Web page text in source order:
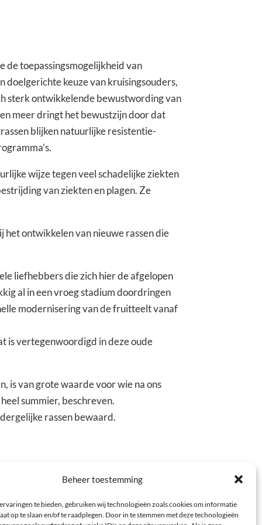
Beheer toestemming
te bieden, gebruiken wij technologieën zoals cookies om informatie
op te slaan en/of te raadplegen. Door in te stemmen met deze technologieën
de toepassingsmogelijkheid van
doelgerichte keuze van kruisingsouders,
sterk ontwikkelende bewustwording van
meer dringt het bewustzijn door dat
blijken natuurlijke resistentie-
wijze tegen veel schadelijke ziekten
van ziekten en plagen. Ze
ontwikkelen van nieuwe rassen die
liefhebbers die zich hier de afgelopen
al in een vroeg stadium doordringen
modernisering van de fruitteelt vanaf
is vertegenwoordigd in deze oude
is van grote waarde voor wie na ons
summier, beschreven.
rassen bewaard.
de interesse in, en kennis van oude,